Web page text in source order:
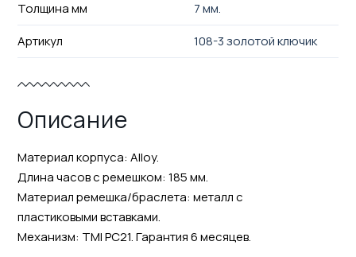
Толщина мм
7 мм.
Артикул
108-3 золотой ключик
Описание
Материал корпуса: Alloy.
Длина часов с ремешком: 185 мм.
Материал ремешка/браслета: металл с
пластиковыми вставками.
Механизм: TMI PC21. Гарантия 6 месяцев.